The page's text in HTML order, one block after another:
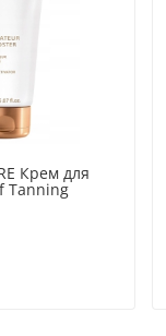
Крем для
Tanning